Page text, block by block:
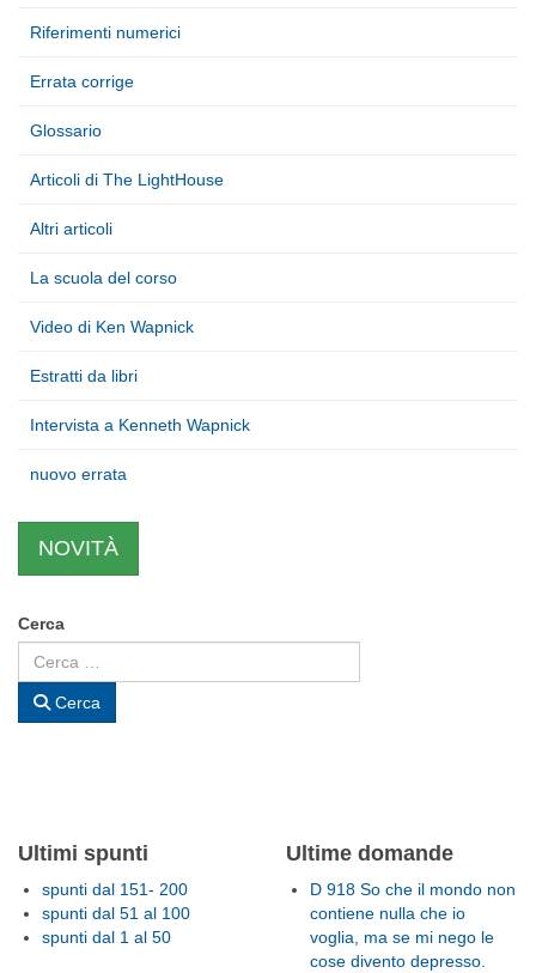
Riferimenti numerici
Errata corrige
Glossario
Articoli di The LightHouse
Altri articoli
La scuola del corso
Video di Ken Wapnick
Estratti da libri
Intervista a Kenneth Wapnick
nuovo errata
NOVITÀ
Cerca
Cerca
Ultimi spunti
spunti dal 151- 200
spunti dal 51 al 100
spunti dal 1 al 50
Ultime domande
D 918 So che il mondo non
contiene nulla che io
voglia, ma se mi nego le
cose divento depresso.